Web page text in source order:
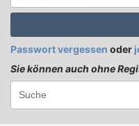
Passwort vergessen oder
Sie können auch ohne